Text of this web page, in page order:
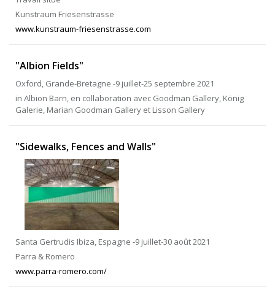
Kunstraum Friesenstrasse
www.kunstraum-friesenstrasse.com
"Albion Fields"
Oxford, Grande-Bretagne -9 juillet-25 septembre 2021
in Albion Barn, en collaboration avec Goodman Gallery, König
Galerie, Marian Goodman Gallery et Lisson Gallery
"Sidewalks, Fences and Walls"
Santa Gertrudis Ibiza, Espagne -9 juillet-30 août 2021
Parra & Romero
www.parra-romero.com/